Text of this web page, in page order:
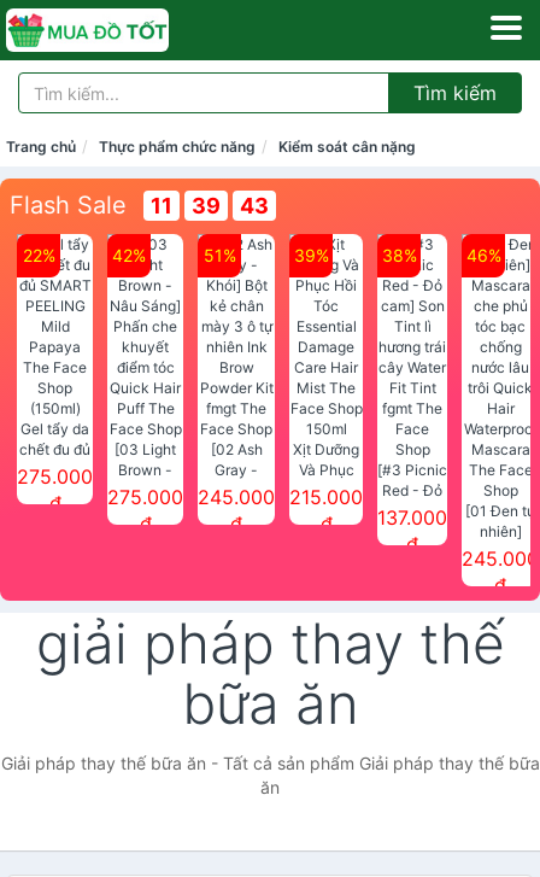
Tìm kiếm
Trang chủ Thực phẩm chức năng Kiểm soát cân nặng
Flash Sale 11 39 43
22%
Gel tẩy da
chết đu đủ
SMART
PEELING
275.000
đ
42%
[03 Light
Brown -
Nâu Sáng]
Phấn che
275.000
đ
51%
[02 Ash
Gray -
Khói] Bột
kẻ chân
Face Shop
245.000
đ
39%
Xịt Dưỡng
Và Phục
Hồi Tóc
Essential
215.000
đ
38%
[#3 Picnic
Red - Đỏ
cam] Son
Face
Shop
137.000
đ
46%
[01 Đen tự
nhiên]
Mascara
che phủ
chống
nước lâu
trôi Quick
Shop
245.000
đ
giải pháp thay thế
bữa ăn
Giải pháp thay thế bữa ăn - Tất cả sản phẩm Giải pháp thay thế bữa
ăn